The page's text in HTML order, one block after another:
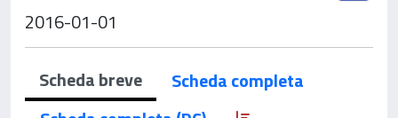
2016-01-01
Scheda breve
Scheda completa